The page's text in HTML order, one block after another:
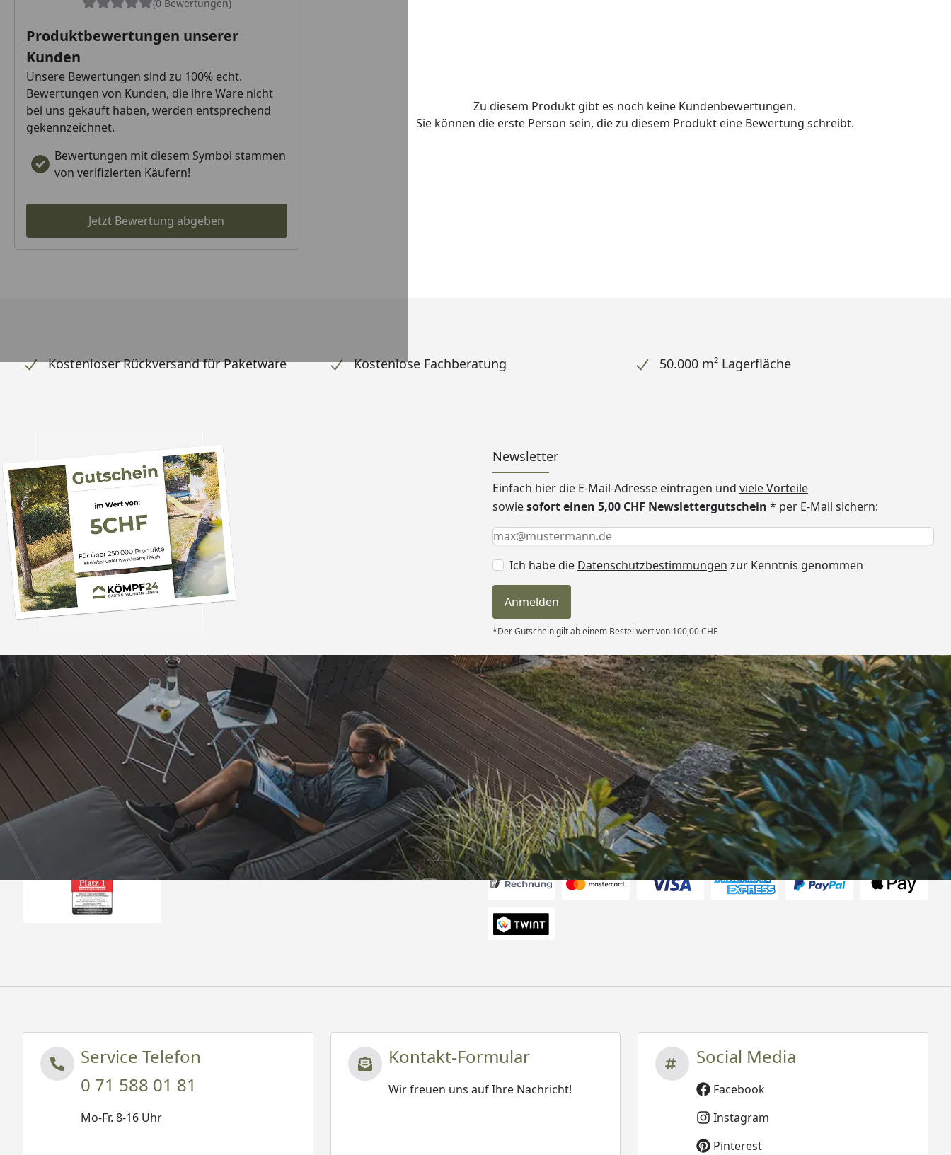
(0 Bewertungen)
Produktbewertungen unserer
Kunden
Unsere Bewertungen sind zu 100% echt.
Bewertungen von Kunden, die ihre Ware nicht
bei uns gekauft haben, werden entsprechend
gekennzeichnet.
Bewertungen mit diesem Symbol stammen
von verifizierten Käufern!
Jetzt Bewertung abgeben
Zu diesem Produkt gibt es noch keine Kundenbewertungen.
Sie können die erste Person sein, die zu diesem Produkt eine Bewertung schreibt.
Kostenloser Rückversand für Paketware Kostenlose Fachberatung 50.000 m² Lagerfläche
Newsletter
Einfach hier die E-Mail-Adresse eintragen und viele Vorteile
sowiesofort einen 5,00 CHF Newslettergutschein * per E-Mail sichern:
Keine Eingabe erforderlich
Eingabe erforderlich
E-Mail *
Ich habe die Datenschutzbestimmungen zur Kenntnis genommen
Anmelden
*Der Gutschein gilt ab einem Bestellwert von 100,00 CHF
Trusted Shops
4,81/ 5
25.957 Bewertungen
„- Retouren Bearbeitung wurde
umgehend erledigt“
04.08.2026
Versand
Auszeichnungen Akzeptierte Zahlungsarten
Service Telefon
0 71 588 01 81
Mo-Fr. 8-16 Uhr
Kontakt-Formular
Wir freuen uns auf Ihre Nachricht!
Social Media
Facebook
Instagram
Pinterest